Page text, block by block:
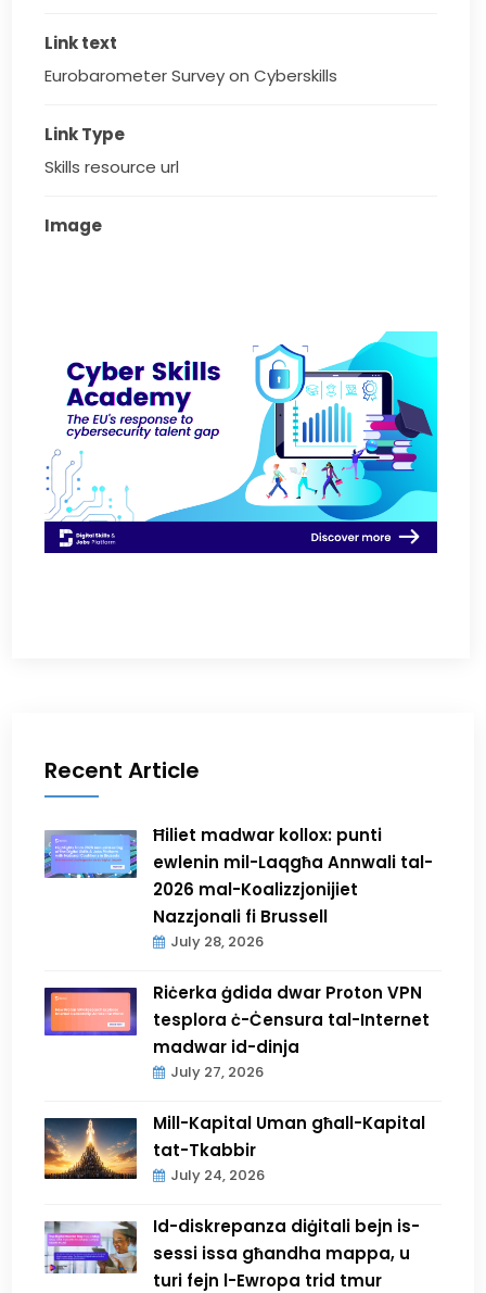
Link text
Eurobarometer Survey on Cyberskills
Link Type
Skills resource url
Image
Recent Article
Ħiliet madwar kollox: punti
ewlenin mil-Laqgħa Annwali tal-
2026 mal-Koalizzjonijiet
Nazzjonali fi Brussell
July 28, 2026
Riċerka ġdida dwar Proton VPN
tesplora ċ-Ċensura tal-Internet
madwar id-dinja
July 27, 2026
Mill-Kapital Uman għall-Kapital
tat-Tkabbir
July 24, 2026
Id-diskrepanza diġitali bejn is-
sessi issa għandha mappa, u
turi fejn l-Ewropa trid tmur